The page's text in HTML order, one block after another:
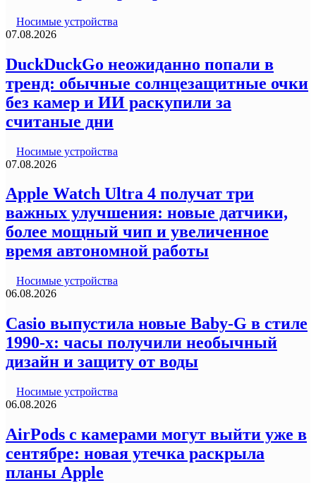
Носимые устройства
07.08.2026
DuckDuckGo неожиданно попали в
тренд: обычные солнцезащитные очки
без камер и ИИ раскупили за
считаные дни
Носимые устройства
07.08.2026
Apple Watch Ultra 4 получат три
важных улучшения: новые датчики,
более мощный чип и увеличенное
время автономной работы
Носимые устройства
06.08.2026
Casio выпустила новые Baby-G в стиле
1990-х: часы получили необычный
дизайн и защиту от воды
Носимые устройства
06.08.2026
AirPods с камерами могут выйти уже в
сентябре: новая утечка раскрыла
планы Apple